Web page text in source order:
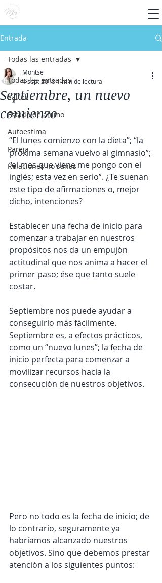
Entrada
Todas las entradas
Salud
Estado de ánimo
Autoestima
Pareja
Relaciones no sanas
Todas las entradas
Septiembre, un nuevo
comienzo
Montse
4 sept 20181 min de lectura
“El lunes comienzo con la dieta”; “la
próxima semana vuelvo al gimnasio”;
“el mes que viene me pongo con el
inglés; esta vez en serio”. ¿Te suenan
este tipo de afirmaciones o, mejor
dicho, intenciones?
Establecer una fecha de inicio para
comenzar a trabajar en nuestros
propósitos nos da un empujón
actitudinal que nos anima a hacer el
primer paso; ése que tanto suele
costar.
Septiembre nos puede ayudar a
conseguirlo más fácilmente.
Septiembre es, a efectos prácticos,
como un “nuevo lunes”; la fecha de
inicio perfecta para comenzar a
movilizar recursos hacia la
consecución de nuestros objetivos.
Pero no todo es la fecha de inicio; de
lo contrario, seguramente ya
habríamos alcanzado nuestros
objetivos. Sino que debemos prestar
atención a los siguientes puntos: